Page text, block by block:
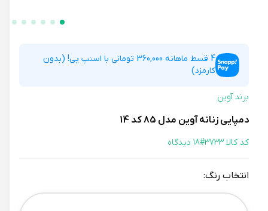
4 قسط ماهانه 360,000 تومانی با اسنپ پی! (بدون
کارمزد)
برند آوین
دمپایی زنانه آوین مدل 85 کد 14
کد کالا 3733# 18 دیدگاه
انتخاب رنگ:
Color